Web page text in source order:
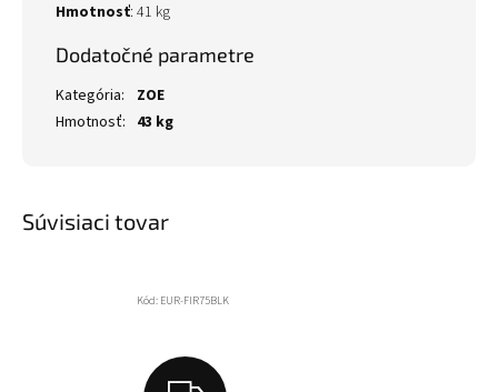
Hmotnosť: 41 kg
Dodatočné parametre
Kategória:
ZOE
Hmotnosť: 43 kg
Súvisiaci tovar
Kód: EUR-FIR75BLK